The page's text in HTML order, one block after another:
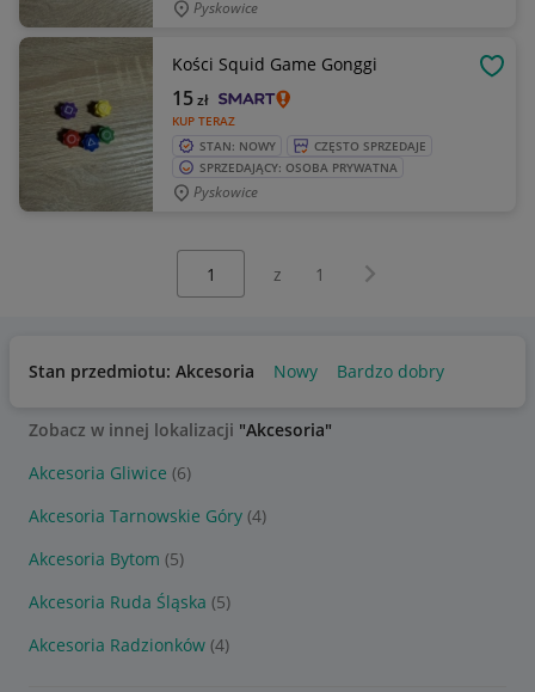
Pyskowice
Kości Squid Game Gonggi
KUP TERAZ
15zł
STAN: NOWY
CZĘSTO SPRZEDAJE
SPRZEDAJĄCY: OSOBA PRYWATNA
Pyskowice
z 1 Następna strona
Stan przedmiotu: Akcesoria Nowy Bardzo dobry
Zobacz w innej lokalizacji "Akcesoria"
Akcesoria Gliwice (6)
Akcesoria Tarnowskie Góry (4)
Akcesoria Bytom (5)
Akcesoria Ruda Śląska (5)
Akcesoria Radzionków (4)